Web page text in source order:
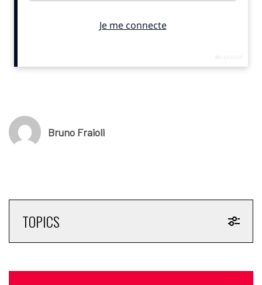
© SportBusiness.Club – Juillet 2025
Bruno Fraioli
TOPICS